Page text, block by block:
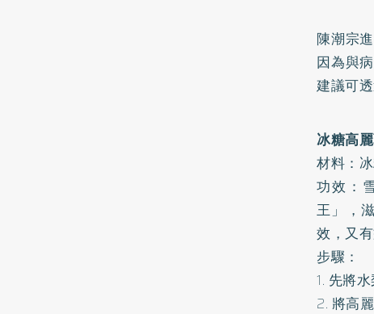
陳潮宗
因為與
建議可
冰糖高
材料：
功效：
王」，
效，又
步驟：
1. 先將
2. 將高